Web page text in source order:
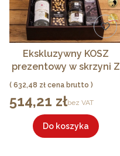
Ekskluzywny KOSZ
prezentowy w skrzyni Z
LOGO z polskim ginem
najlepszym na świecie
LUX PREMIUM
Cena
632,48 zł
Cena
514,21 złbez VAT
Do koszyka